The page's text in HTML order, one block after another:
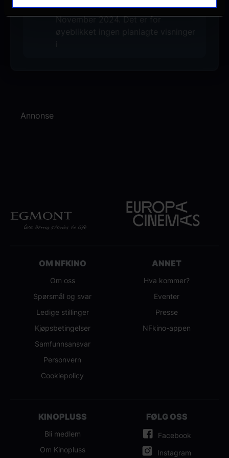
Denne filmen hadde premiere 8.
November 2024. Det er for
øyeblikket ingen planlagte visninger
Annonse
OM NFKINO
Om oss
Spørsmål og svar
Ledige stillinger
Kjøpsbetingelser
Samfunnsansvar
Personvern
Cookiepolicy
ANNET
Hva kommer?
Eventer
Presse
NFkino-appen
KINOPLUSS
Bli medlem
Om Kinopluss
FØLG OSS
Facebook
Instagram